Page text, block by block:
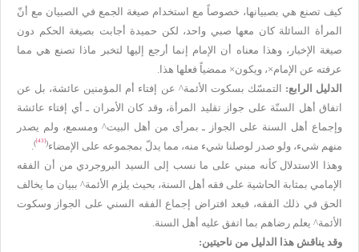
كيف تصنع هي بصبيانها، خصوصاً مع استخدام صيغة الجمع في الصبيان مع أنّ
المرأة السائلة كان معها صبي واحد، لكن حميدة أجابت بصيغة الحكم دون
صيغة الإخبار، وهذا معناه أن الإمام إنما أرجع إليها لتخبر ماذا تصنع هي مما
عرفته عن الإمام×، ويكون× ممضياً فعلها هذا.
الدليل الرابع: التمسّك بسكوت الأئمة^ عن إفتاء أم المؤمنين عائشة، بل عن
اتفاق أهل السنّة على جواز تقليد المرأة، وقد كان الأمران ـ أي إفتاء عائشة
وإجماع أهل السنة على الجواز ـ بمرأى من أهل البيت^ ومسمع، ولم يصدر
منهم شيء، ولو صدر لوصلنا شيء منه، مما يدلّ بمجموعه على الإمضاء(
[43]
)
وهذا الاستدلال كأنه مبني على ما نسب إلى السيد البروجردي من أن الفقه
الإمامي بمثابة الحاشية على فقه أهل السنة، بحيث يلزم الأئمة^ ببيان ما يخالف
الحق في ذلك الفقه، فبعد افتراض إجماع الفقه السني على الجواز وسكوت
الأئمة^ يعلم رضاهم بما اتفق عليه أهل السنة.
وقد يناقش هذا الدليل من ناحيتين: